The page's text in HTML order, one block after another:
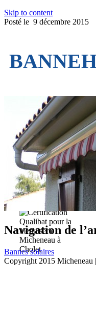
Skip to content
Posté le 9 décembre 2015
Navigation de
Bannes solaires
Copyright 2015 Micheneau |